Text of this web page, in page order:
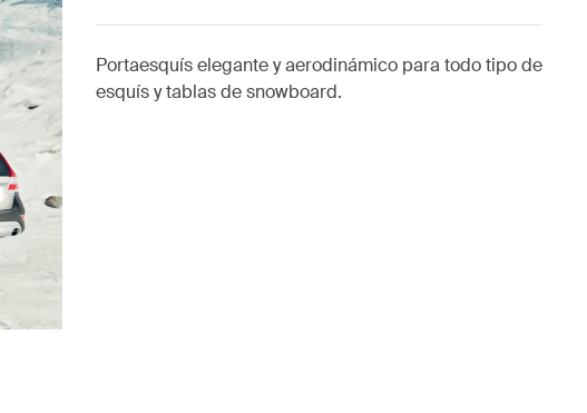
Portaesquís elegante y aerodinámico para todo tipo de
esquís y tablas de snowboard.